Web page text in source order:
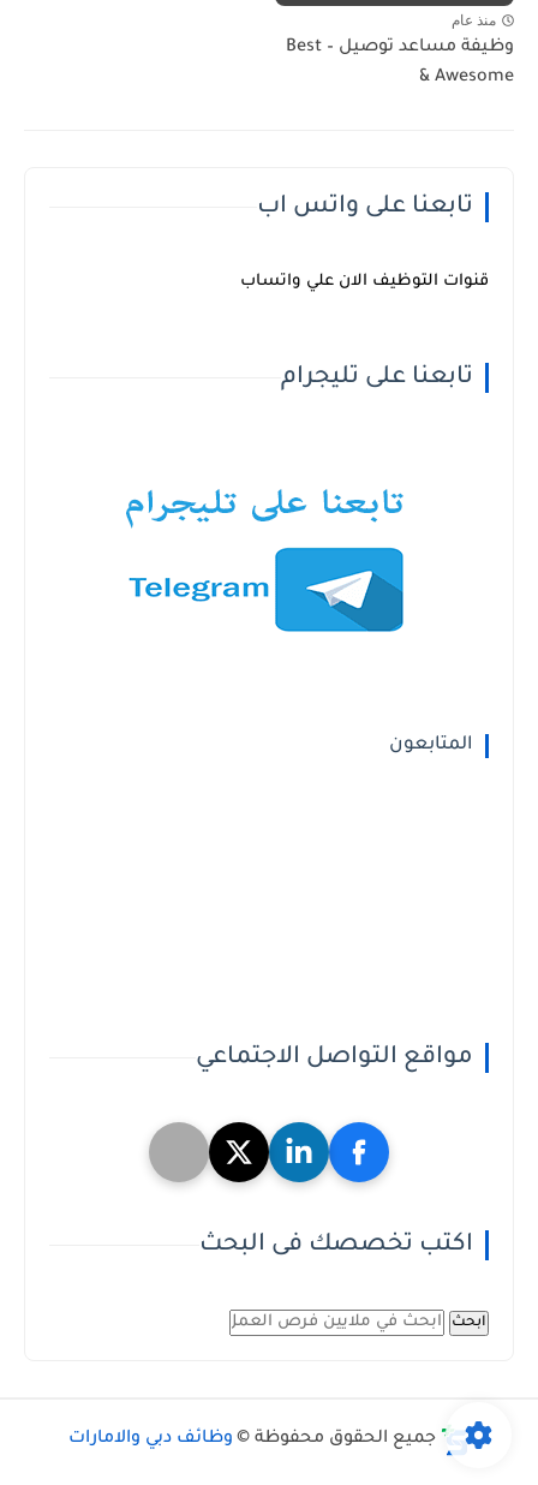
منذ عام
وظيفة مساعد توصيل – Best
& Awesome
تابعنا على واتس اب
قنوات التوظيف الان علي واتساب
تابعنا على تليجرام
المتابعون
مواقع التواصل الاجتماعي
اكتب تخصصك فى البحث
ابحث
جميع الحقوق محفوظة © وظائف دبي والامارات